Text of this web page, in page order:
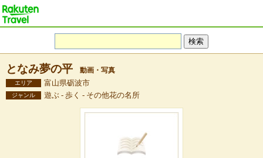
となみ夢の平 動画・写真
エリア 富山県砺波市
ジャンル 遊ぶ - 歩く - その他花の名所